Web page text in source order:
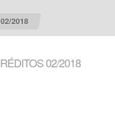
2018
02/2018